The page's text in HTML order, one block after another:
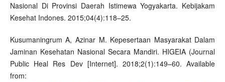
Nasional Di Provinsi Daerah Istimewa Yogyakarta. Kebijakam
Kesehat Indones. 2015;04(4):118–25.
Kusumaningrum A, Azinar M. Kepesertaan Masyarakat Dalam
Jaminan Kesehatan Nasional Secara Mandiri. HIGEIA (Journal
Public Heal Res Dev [Internet]. 2018;2(1):149–60. Available
from: